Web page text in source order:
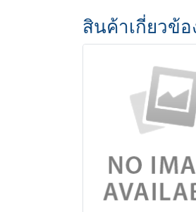
สินค้าเกี่ยวข้อ